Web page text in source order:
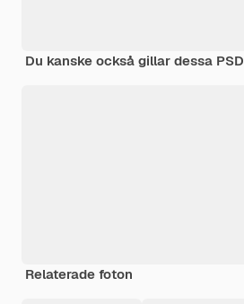
Du kanske också gillar dessa PSD
Relaterade foton